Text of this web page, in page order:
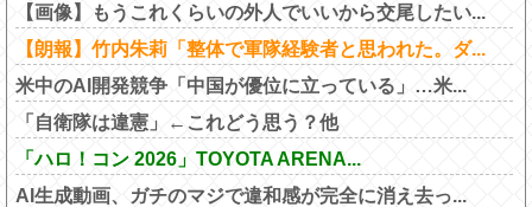
【画像】もうこれくらいの外人でいいから交尾したい...
【朗報】竹内朱莉「整体で軍隊経験者と思われた。ダ...
米中のAI開発競争「中国が優位に立っている」…米...
「自衛隊は違憲」←これどう思う？他
「ハロ！コン 2026」TOYOTA ARENA...
AI生成動画、ガチのマジで違和感が完全に消え去っ...